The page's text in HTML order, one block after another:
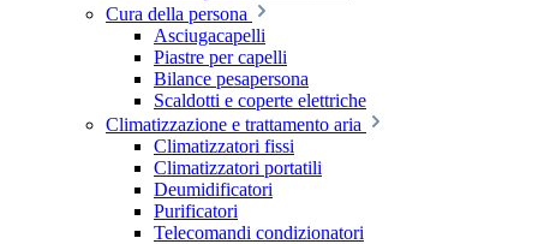
Cura della persona
Asciugacapelli
Piastre per capelli
Bilance pesapersona
Scaldotti e coperte elettriche
Climatizzazione e trattamento aria
Climatizzatori fissi
Climatizzatori portatili
Deumidificatori
Purificatori
Telecomandi condizionatori